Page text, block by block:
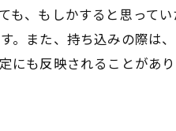
、もしかすると思って
また、持ち込みの際は
も反映されることがあ